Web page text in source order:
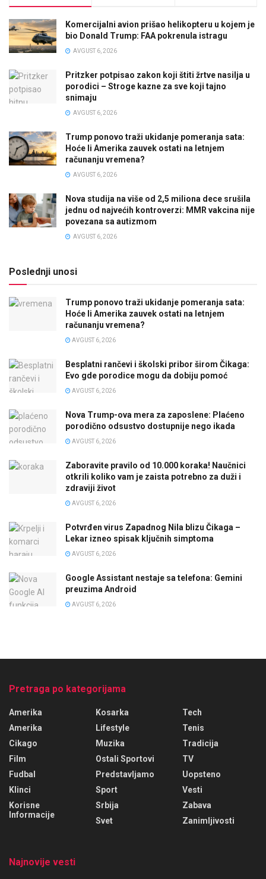
Komercijalni avion prišao helikopteru u kojem je
bio Donald Trump: FAA pokrenula istragu
AVGUST 6, 2026
Pritzker potpisao zakon koji štiti žrtve nasilja u
porodici – Stroge kazne za sve koji tajno
snimaju
AVGUST 6, 2026
Trump ponovo traži ukidanje pomeranja sata:
Hoće li Amerika zauvek ostati na letnjem
računanju vremena?
AVGUST 6, 2026
Nova studija na više od 2,5 miliona dece srušila
jednu od najvećih kontroverzi: MMR vakcina nije
povezana sa autizmom
AVGUST 6, 2026
Poslednji unosi
Trump ponovo traži ukidanje pomeranja sata:
Hoće li Amerika zauvek ostati na letnjem
računanju vremena?
AVGUST 6, 2026
Besplatni rančevi i školski pribor širom Čikaga:
Evo gde porodice mogu da dobiju pomoć
AVGUST 6, 2026
Nova Trump-ova mera za zaposlene: Plaćeno
porodično odsustvo dostupnije nego ikada
AVGUST 6, 2026
Zaboravite pravilo od 10.000 koraka! Naučnici
otkrili koliko vam je zaista potrebno za duži i
zdraviji život
AVGUST 6, 2026
Potvrđen virus Zapadnog Nila blizu Čikaga –
Lekar izneo spisak ključnih simptoma
AVGUST 6, 2026
Google Assistant nestaje sa telefona: Gemini
preuzima Android
AVGUST 6, 2026
Pretraga po kategorijama
Amerika
Amerika
Cikago
Film
Fudbal
Klinci
Korisne
Informacije
Kosarka
Lifestyle
Muzika
Ostali Sportovi
Predstavljamo
Sport
Srbija
Svet
Tech
Tenis
Tradicija
TV
Uopsteno
Vesti
Zabava
Zanimljivosti
Najnovije vesti